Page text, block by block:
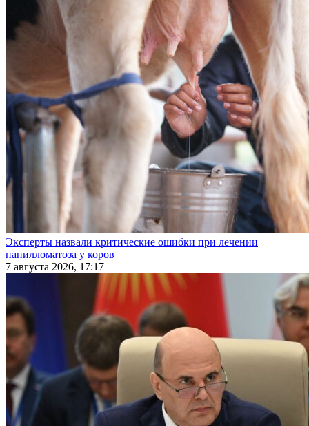
Эксперты назвали критические ошибки при лечении
папилломатоза у коров
7 августа 2026, 17:17